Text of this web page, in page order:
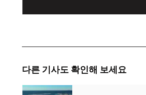
다른 기사도 확인해 보세요